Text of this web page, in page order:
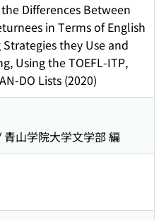
Differences Between
in Terms of English
they Use and
Using the TOEFL-ITP,
DO Lists (2020)
山学院大学文学部 編